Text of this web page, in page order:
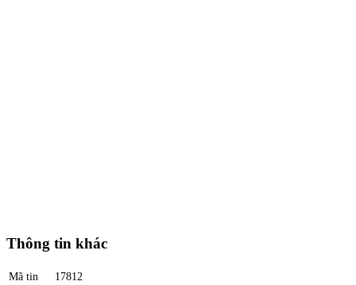
Thông tin khác
Mã tin
17812